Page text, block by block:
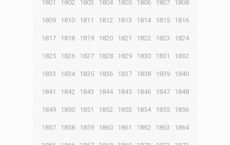
1801 1802 1803 1804 1805 1806 1807 1808
1809 1810 1811 1812 1813 1814 1815 1816
1817 1818 1819 1820 1821 1822 1823 1824
1825 1826 1827 1828 1829 1830 1831 1832
1833 1834 1835 1836 1837 1838 1839 1840
1841 1842 1843 1844 1845 1846 1847 1848
1849 1850 1851 1852 1853 1854 1855 1856
1857 1858 1859 1860 1861 1862 1863 1864